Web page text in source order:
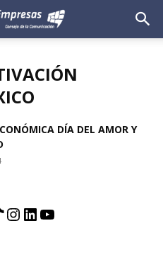
DÍA DEL AMOR Y
Instagram
LinkedIn
YouTube